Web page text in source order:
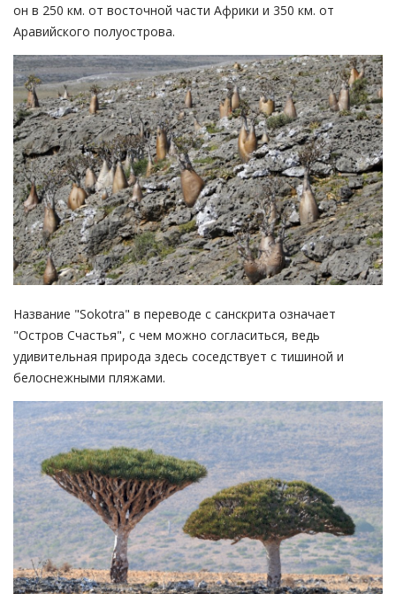
он в 250 км. от восточной части Африки и 350 км. от
Аравийского полуострова.
Название "Sokotra" в переводе с санскрита означает
"Остров Счастья", с чем можно согласиться, ведь
удивительная природа здесь соседствует с тишиной и
белоснежными пляжами.